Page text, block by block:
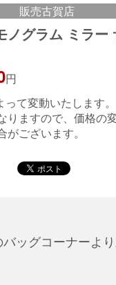
販売古賀店
グラム ミラー
円
って変動いたします
りますので、価格の
ございます。
ッグコーナーよ